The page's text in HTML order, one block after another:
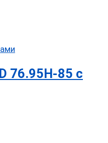
76.95H-85 с